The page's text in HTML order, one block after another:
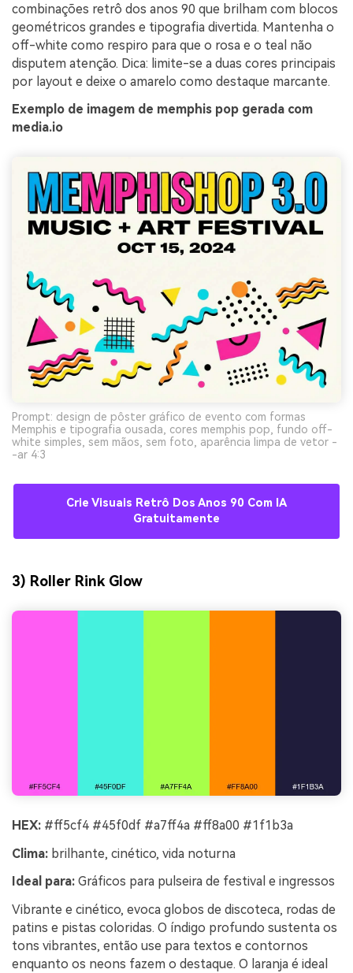
combinações retrô dos anos 90 que brilham com blocos
geométricos grandes e tipografia divertida. Mantenha o
off-white como respiro para que o rosa e o teal não
disputem atenção. Dica: limite-se a duas cores principais
por layout e deixe o amarelo como destaque marcante.
Exemplo de imagem de memphis pop gerada com
media.io
Prompt: design de pôster gráfico de evento com formas
Memphis e tipografia ousada, cores memphis pop, fundo off-
white simples, sem mãos, sem foto, aparência limpa de vetor -
-ar 4:3
Crie Visuais Retrô Dos Anos 90 Com IA
Gratuitamente
3) Roller Rink Glow
HEX: #ff5cf4 #45f0df #a7ff4a #ff8a00 #1f1b3a
Clima: brilhante, cinético, vida noturna
Ideal para: Gráficos para pulseira de festival e ingressos
Vibrante e cinético, evoca globos de discoteca, rodas de
patins e pistas coloridas. O índigo profundo sustenta os
tons vibrantes, então use para textos e contornos
enquanto os neons fazem o destaque. O laranja é ideal